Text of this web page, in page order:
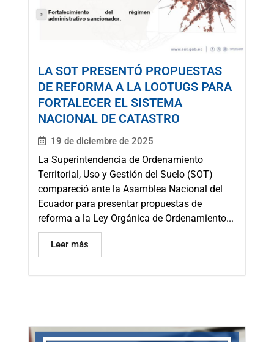
LA SOT PRESENTÓ PROPUESTAS
DE REFORMA A LA LOOTUGS PARA
FORTALECER EL SISTEMA
NACIONAL DE CATASTRO
19 de diciembre de 2025
La Superintendencia de Ordenamiento
Territorial, Uso y Gestión del Suelo (SOT)
compareció ante la Asamblea Nacional del
Ecuador para presentar propuestas de
reforma a la Ley Orgánica de Ordenamiento...
Leer más